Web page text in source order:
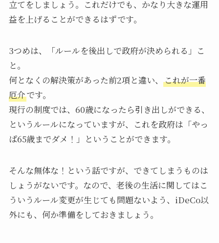
立てをしましょう。これだけでも、かなり大きな運用
益を上げることができるはずです。
3つめは、「ルールを後出しで政府が決められる」こ
と。
何となくの解決策があった前2項と違い、 これが一番
厄介です。
現行の制度では、60歳になったら引き出しができる、
というルールになっていますが、これを政府は「やっ
ぱ65歳までダメ！」ということができます。
そんな無体な！という話ですが、できてしまうものは
しょうがないです。なので、老後の生活に関してはこ
ういうルール変更が生じても問題ないよう、iDeCo以
外にも、何か準備をしておきましょう。